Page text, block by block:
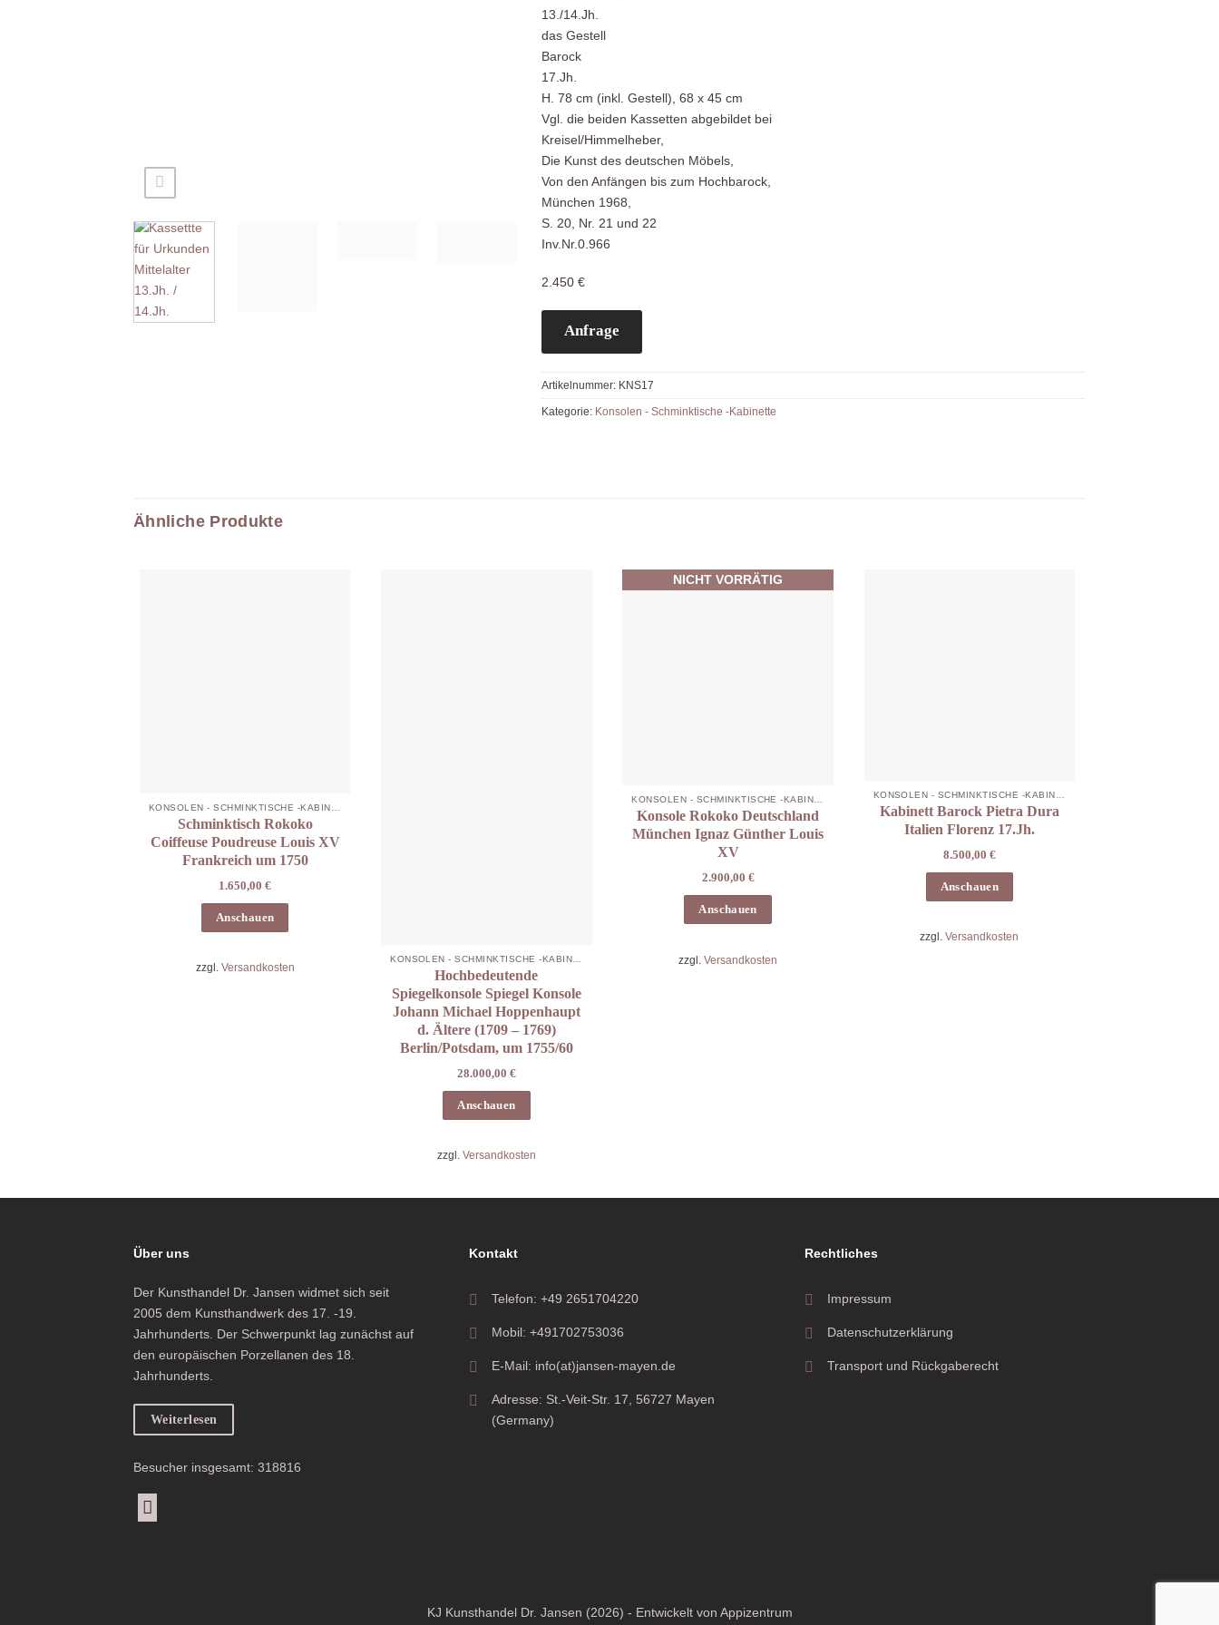
13./14.Jh.
das Gestell
Barock
17.Jh.
H. 78 cm (inkl. Gestell), 68 x 45 cm
Vgl. die beiden Kassetten abgebildet bei
Kreisel/Himmelheber,
Die Kunst des deutschen Möbels,
Von den Anfängen bis zum Hochbarock,
München 1968,
S. 20, Nr. 21 und 22
Inv.Nr.0.966
2.450 €
Anfrage
Artikelnummer: KNS17
Kategorie: Konsolen - Schminktische -Kabinette
Ähnliche Produkte
Schminktisch Rokoko
Coiffeuse Poudreuse Louis XV
Frankreich um 1750
1.650,00€
Anschauen
zzgl. Versandkosten
Hochbedeutende
Spiegelkonsole Spiegel Konsole
Johann Michael Hoppenhaupt
d. Ältere (1709 – 1769)
Berlin/Potsdam, um 1755/60
28.000,00 €
Anschauen
zzgl. Versandkosten
NICHT VORRÄTIG
Konsole Rokoko Deutschland
München Ignaz Günther Louis
XV
2.900,00 €
Anschauen
zzgl.Versandkosten
Kabinett Barock Pietra Dura
Italien Florenz 17.Jh.
8.500,00 €
Anschauen
zzgl.Versandkosten
Über uns
Der Kunsthandel Dr. Jansen widmet sich seit
2005 dem Kunsthandwerk des 17. -19.
Jahrhunderts. Der Schwerpunkt lag zunächst auf
den europäischen Porzellanen des 18.
Jahrhunderts.
Weiterlesen
Besucher insgesamt: 318816
Kontakt
Telefon: +49 2651704220
Mobil: +491702753036
E-Mail: info(at)jansen-mayen.de
Adresse: St.-Veit-Str. 17, 56727 Mayen
(Germany)
Rechtliches
Impressum
Datenschutzerklärung
Transport und Rückgaberecht
KJ Kunsthandel Dr. Jansen (2026) - Entwickelt von Appizentrum